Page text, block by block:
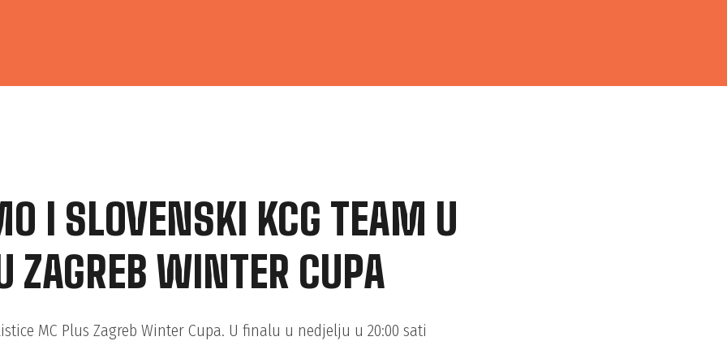
I SLOVENSKI KCG TEAM U
ZAGREB WINTER CUPA
MC Plus Zagreb Winter Cupa. U finalu u nedjelju u 20:00 sati